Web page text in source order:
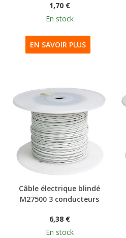
1,70 €
En stock
EN SAVOIR PLUS
Câble électrique blindé
M27500 3 conducteurs
6,38 €
En stock